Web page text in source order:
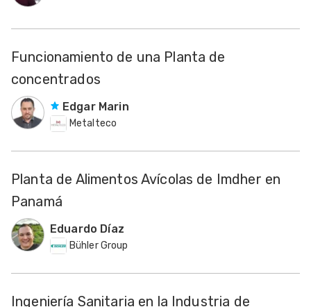
Funcionamiento de una Planta de
concentrados
Edgar Marin
Metalteco
Planta de Alimentos Avícolas de Imdher en
Panamá
Eduardo Díaz
Bühler Group
Ingeniería Sanitaria en la Industria de